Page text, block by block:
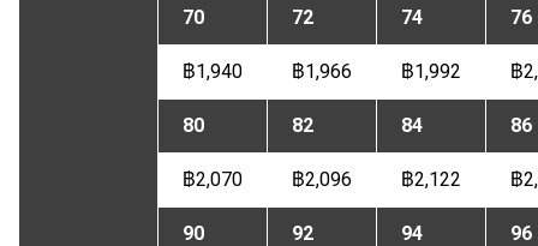
70 72 74 76
฿1,940 ฿1,966 ฿1,992 ฿
80 82 84 86
฿2,070 ฿2,096 ฿2,122 ฿
90 92 94 96